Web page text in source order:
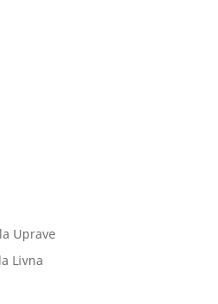
Uprave
Livna